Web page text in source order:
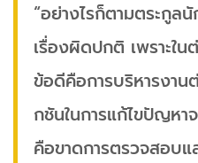
“อย่างไรก็ตามตระกูล
เรื่องผิดปกติ​ เพราะใน
ข้อดีคือการบริหารงาน
กชันในการแก้ไขปัญหา
คือขาดการตรวจสอบแ